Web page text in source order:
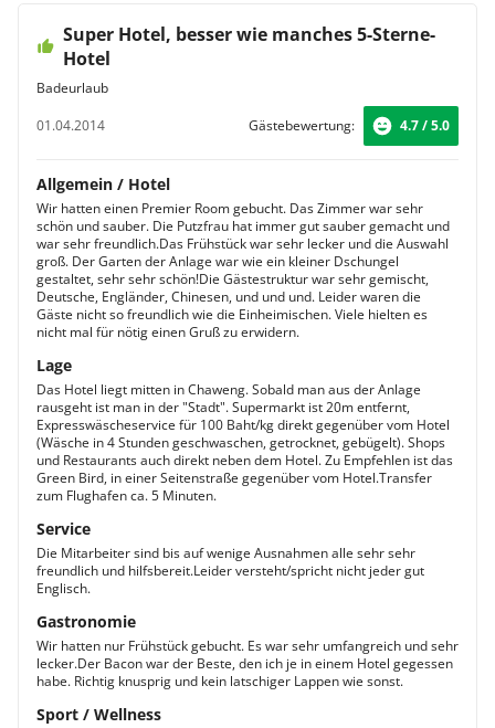
Super Hotel, besser wie manches 5-Sterne-
Hotel
Badeurlaub
01.04.2014
Gästebewertung: 4.7 / 5.0
Allgemein / Hotel
Wir hatten einen Premier Room gebucht. Das Zimmer war sehr
schön und sauber. Die Putzfrau hat immer gut sauber gemacht und
war sehr freundlich.Das Frühstück war sehr lecker und die Auswahl
groß. Der Garten der Anlage war wie ein kleiner Dschungel
gestaltet, sehr sehr schön!Die Gästestruktur war sehr gemischt,
Deutsche, Engländer, Chinesen, und und und. Leider waren die
Gäste nicht so freundlich wie die Einheimischen. Viele hielten es
nicht mal für nötig einen Gruß zu erwidern.
Lage
Das Hotel liegt mitten in Chaweng. Sobald man aus der Anlage
rausgeht ist man in der "Stadt". Supermarkt ist 20m entfernt,
Expresswäscheservice für 100 Baht/kg direkt gegenüber vom Hotel
(Wäsche in 4 Stunden geschwaschen, getrocknet, gebügelt). Shops
und Restaurants auch direkt neben dem Hotel. Zu Empfehlen ist das
Green Bird, in einer Seitenstraße gegenüber vom Hotel.Transfer
zum Flughafen ca. 5 Minuten.
Service
Die Mitarbeiter sind bis auf wenige Ausnahmen alle sehr sehr
freundlich und hilfsbereit.Leider versteht/spricht nicht jeder gut
Englisch.
Gastronomie
Wir hatten nur Frühstück gebucht. Es war sehr umfangreich und sehr
lecker.Der Bacon war der Beste, den ich je in einem Hotel gegessen
habe. Richtig knusprig und kein latschiger Lappen wie sonst.
Sport / Wellness